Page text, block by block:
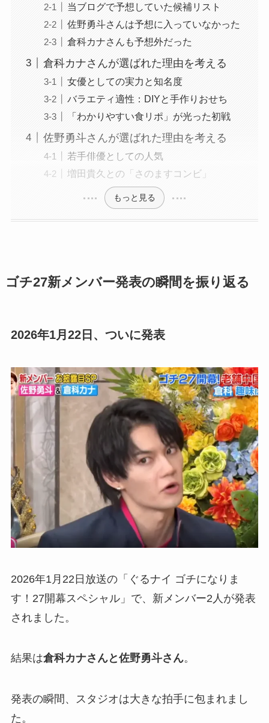
当ブログで予想していた候補リスト
佐野勇斗さんは予想に入っていなかった
倉科カナさんも予想外だった
倉科カナさんが選ばれた理由を考える
女優としての実力と知名度
バラエティ適性：DIYと手作りおせち
「わかりやすい食リポ」が光った初戦
佐野勇斗さんが選ばれた理由を考える
若手俳優としての人気
増田貴久との「さのますコンビ」
もっと見る
ゴチ27新メンバー発表の瞬間を振り返る
2026年1月22日、ついに発表
2026年1月22日放送の「ぐるナイ ゴチになりま
す！27開幕スペシャル」で、新メンバー2人が発表
されました。
結果は倉科カナさんと佐野勇斗さん。
発表の瞬間、スタジオは大きな拍手に包まれまし
た。